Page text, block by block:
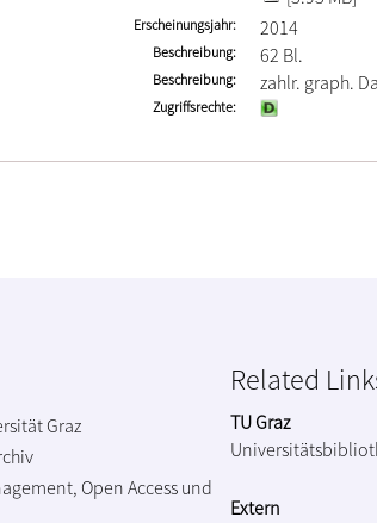
Erscheinungsjahr 2014
Beschreibung 62 Bl.
Beschreibung zahlr. graph.
Zugriffsrechte
Graz
Open Access und
Related
TU Graz
Extern